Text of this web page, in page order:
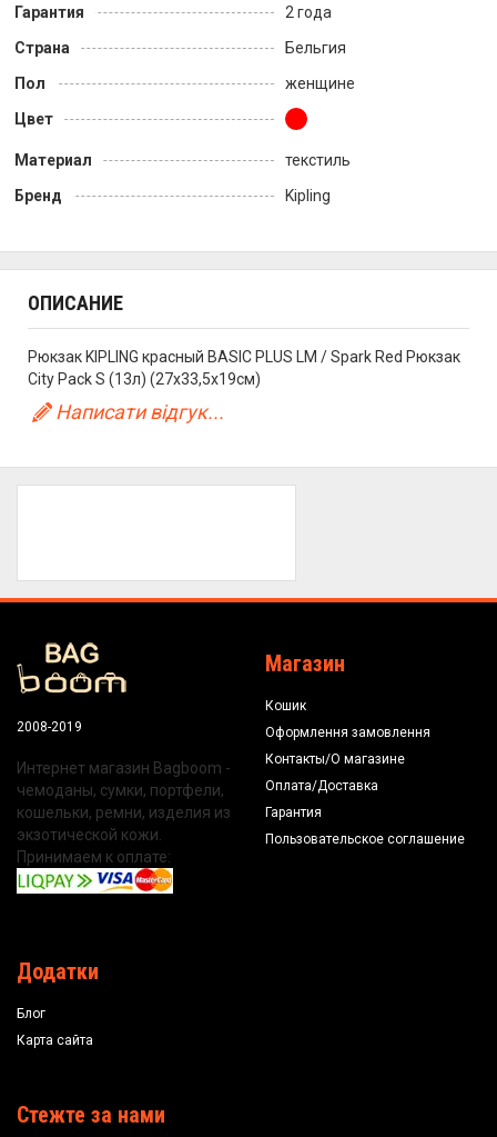
Гарантия
2 года
Страна
Бельгия
Пол
женщине
Цвет
Материал
текстиль
Бренд
Kipling
ОПИСАНИЕ
Рюкзак KIPLING красный BASIC PLUS LM / Spark Red Рюкзак
City Pack S (13л) (27x33,5x19см)
Написати відгук...
2008-2019
Интернет магазин Bagboom -
чемоданы, сумки, портфели,
кошельки, ремни, изделия из
экзотической кожи.
Принимаем к оплате:
Магазин
Кошик
Оформлення замовлення
Контакты/О магазине
Оплата/Доставка
Гарантия
Пользовательское соглашение
Додатки
Блог
Карта сайта
Стежте за нами